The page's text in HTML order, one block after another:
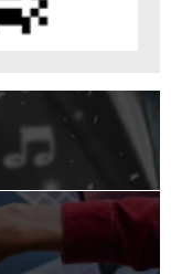
خدمات إلكترونية
بوسترات توعوية